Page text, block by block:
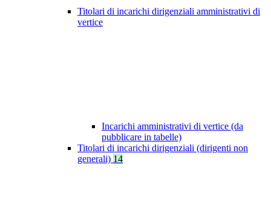
Titolari di incarichi dirigenziali amministrativi di
vertice
Incarichi amministrativi di vertice (da
pubblicare in tabelle)
Titolari di incarichi dirigenziali (dirigenti non
generali) 14